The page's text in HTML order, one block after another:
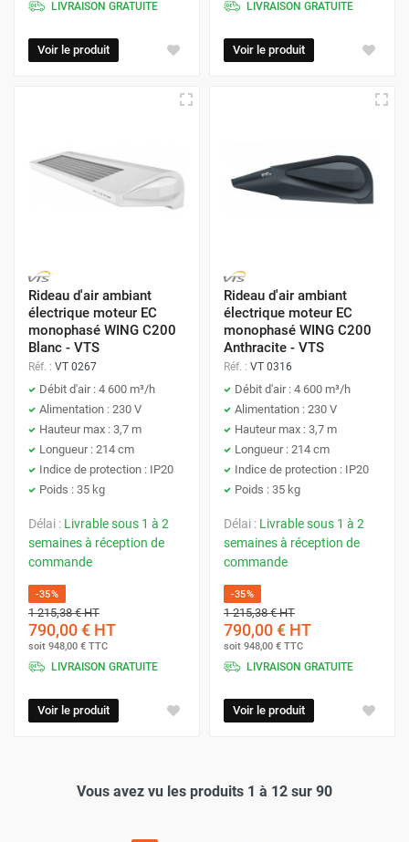
LIVRAISON GRATUITE
Voir le produit
LIVRAISON GRATUITE
Voir le produit
Rideau d'air ambiant
électrique moteur EC
monophasé WING C200
Blanc - VTS
Réf. : VT 0267
Débit d'air : 4 600 m³/h
Alimentation : 230 V
Hauteur max : 3,7 m
Longueur : 214 cm
Indice de protection : IP20
Poids : 35 kg
Délai : Livrable sous 1 à 2
semaines à réception de
commande
-35%
1 215,38 €HT
790,00 € HT
soit 948,00 € TTC
LIVRAISON GRATUITE
Voir le produit
Rideau d'air ambiant
électrique moteur EC
monophasé WING C200
Anthracite - VTS
Réf. : VT 0316
Débit d'air : 4 600 m³/h
Alimentation : 230 V
Hauteur max : 3,7 m
Longueur : 214 cm
Indice de protection : IP20
Poids : 35 kg
Délai : Livrable sous 1 à 2
semaines à réception de
commande
-35%
1 215,38 €HT
790,00 € HT
soit 948,00 € TTC
LIVRAISON GRATUITE
Voir le produit
Vous avez vu les produits 1 à 12 sur 90